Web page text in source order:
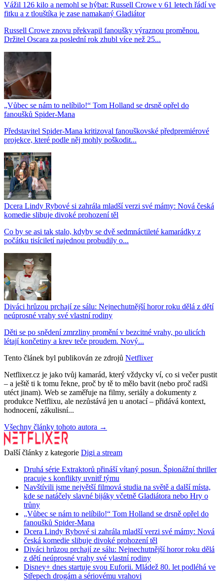
Vážil 126 kilo a nemohl se hýbat: Russell Crowe v 61 letech řádí ve
fitku a z tlouštíka je zase namakaný Gladiátor
Russell Crowe znovu překvapil fanoušky výraznou proměnou.
Držitel Oscara za poslední rok zhubl více než 25...
„Vůbec se nám to nelíbilo!“ Tom Holland se drsně opřel do
fanoušků Spider-Mana
Představitel Spider-Mana kritizoval fanouškovské předpremiérové
projekce, které podle něj mohly poškodit...
Dcera Lindy Rybové si zahrála mladší verzi své mámy: Nová česká
komedie slibuje divoké prohození těl
Co by se asi tak stalo, kdyby se dvě sedmnáctileté kamarádky z
počátku tisíciletí najednou probudily o...
Diváci hrůzou prchají ze sálu: Nejnechutnější horor roku dělá z dětí
neúprosné vrahy své vlastní rodiny
Děti se po snědení zmrzliny promění v bezcitné vrahy, po ulicích
létají končetiny a krev teče proudem. Nový...
Tento článek byl publikován ze zdrojů Netflixer
Netflixer.cz je jako tvůj kamarád, který vždycky ví, co si večer pustit
– a ještě ti k tomu řekne, proč by tě to mělo bavit (nebo proč radši
utéct jinam). Web se zaměřuje na filmy, seriály a dokumenty z
produkce Netflixu, ale nezůstává jen u anotací – přidává kontext,
hodnocení, zákulisní...
Všechny články tohoto autora →
Další články z kategorie Digi a stream
Druhá série Extraktorů přináší vítaný posun. Špionážní thriller
pracuje s konflikty uvnitř týmu
Navštívili jsme největší filmová studia na světě a další místa,
kde se natáčely slavné bijáky včetně Gladiátora nebo Hry o
trůny
„Vůbec se nám to nelíbilo!“ Tom Holland se drsně opřel do
fanoušků Spider-Mana
Dcera Lindy Rybové si zahrála mladší verzi své mámy: Nová
česká komedie slibuje divoké prohození těl
Diváci hrůzou prchají ze sálu: Nejnechutnější horor roku dělá
z dětí neúprosné vrahy své vlastní rodiny
Disney+ dnes startuje svou Euforii. Mládež 80. let podléhá ve
Střepech drogám a sériovému vrahovi